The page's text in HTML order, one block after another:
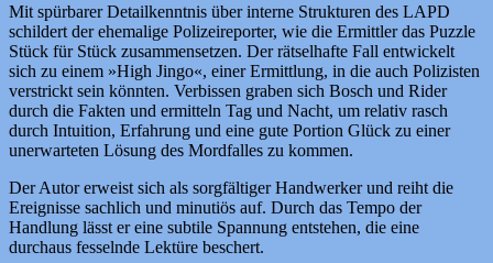
Mit spürbarer Detailkenntnis über interne Strukturen des LAPD
schildert der ehemalige Polizeireporter, wie die Ermittler das Puzzle
Stück für Stück zusammensetzen. Der rätselhafte Fall entwickelt
sich zu einem »High Jingo«, einer Ermittlung, in die auch Polizisten
verstrickt sein könnten. Verbissen graben sich Bosch und Rider
durch die Fakten und ermitteln Tag und Nacht, um relativ rasch
durch Intuition, Erfahrung und eine gute Portion Glück zu einer
unerwarteten Lösung des Mordfalles zu kommen.
Der Autor erweist sich als sorgfältiger Handwerker und reiht die
Ereignisse sachlich und minutiös auf. Durch das Tempo der
Handlung lässt er eine subtile Spannung entstehen, die eine
durchaus fesselnde Lektüre beschert.